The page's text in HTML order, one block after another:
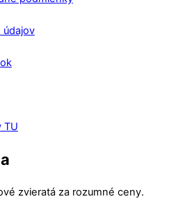
údajov
TU
zvieratá za rozumné ceny.